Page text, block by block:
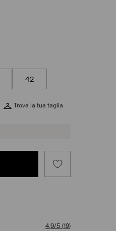
42
Trova la tua taglia
4,9/5 (19)